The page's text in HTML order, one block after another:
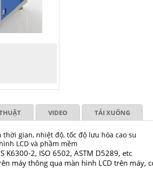
VIDEO TẢI XUỐNG
gian, nhiệt độ, tốc độ lưu hóa cao su
LCD và phầm mềm
K6300-2, ISO 6502, ASTM D5289, etc
máy thông qua màn hình LCD trên máy,